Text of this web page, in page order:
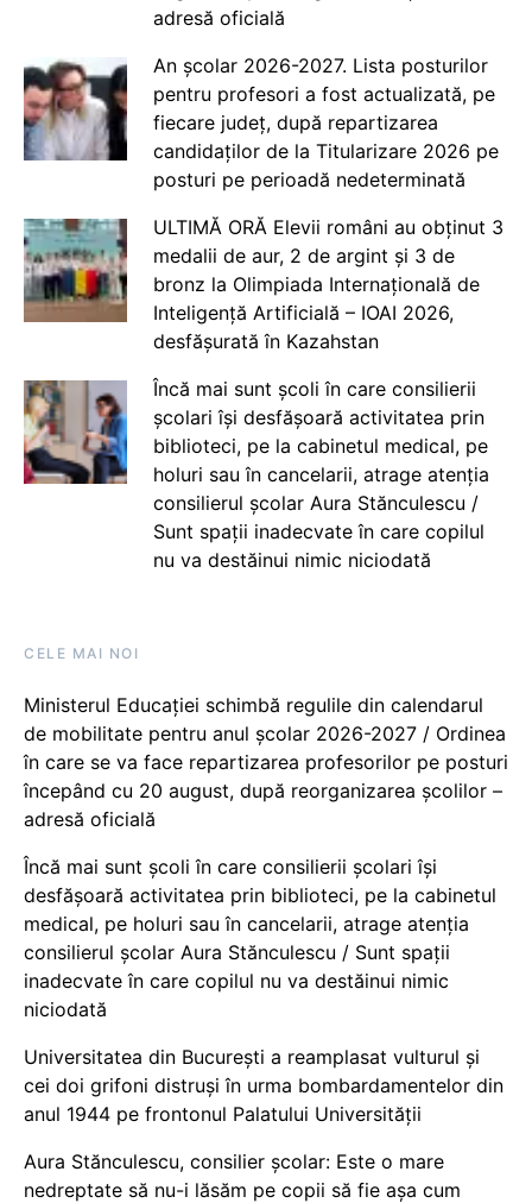
adresă oficială
An școlar 2026-2027. Lista posturilor
pentru profesori a fost actualizată, pe
fiecare județ, după repartizarea
candidaților de la Titularizare 2026 pe
posturi pe perioadă nedeterminată
ULTIMĂ ORĂ Elevii români au obținut 3
medalii de aur, 2 de argint și 3 de
bronz la Olimpiada Internațională de
Inteligență Artificială – IOAI 2026,
desfășurată în Kazahstan
Încă mai sunt școli în care consilierii
școlari își desfășoară activitatea prin
biblioteci, pe la cabinetul medical, pe
holuri sau în cancelarii, atrage atenția
consilierul școlar Aura Stănculescu /
Sunt spații inadecvate în care copilul
nu va destăinui nimic niciodată
CELE MAI NOI
Ministerul Educației schimbă regulile din calendarul
de mobilitate pentru anul școlar 2026-2027 / Ordinea
în care se va face repartizarea profesorilor pe posturi
începând cu 20 august, după reorganizarea școlilor –
adresă oficială
Încă mai sunt școli în care consilierii școlari își
desfășoară activitatea prin biblioteci, pe la cabinetul
medical, pe holuri sau în cancelarii, atrage atenția
consilierul școlar Aura Stănculescu / Sunt spații
inadecvate în care copilul nu va destăinui nimic
niciodată
Universitatea din București a reamplasat vulturul și
cei doi grifoni distruși în urma bombardamentelor din
anul 1944 pe frontonul Palatului Universității
Aura Stănculescu, consilier școlar: Este o mare
nedreptate să nu-i lăsăm pe copii să fie așa cum